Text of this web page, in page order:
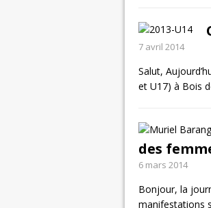
7 avril 2014
Salut,
et U17) à Bois
des
6 mars 2014
Bonjour, la
manifestations